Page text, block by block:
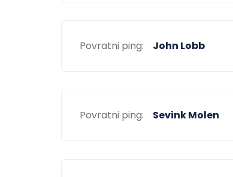
Povratni ping: John Lobb
Povratni ping: Sevink Molen